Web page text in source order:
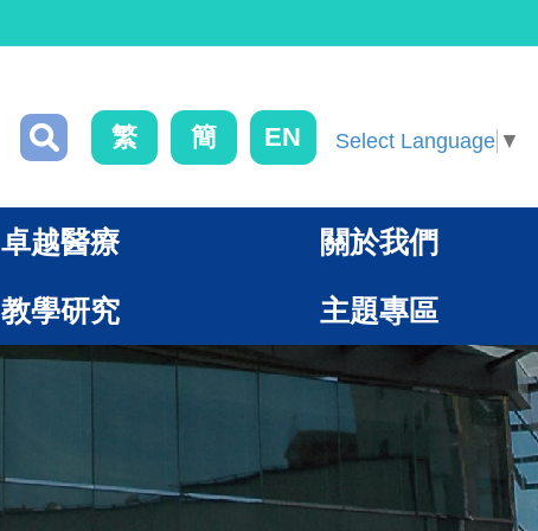
繁 簡 EN Select Language ▼
卓越醫療 關於我們
教學研究 主題專區